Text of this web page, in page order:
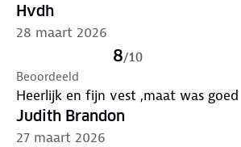
Hvdh
28 maart 2026
8/10
Beoordeeld
Heerlijk en fijn vest ,maat was goed
Judith Brandon
27 maart 2026